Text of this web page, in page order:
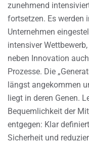
zunehmend
fortsetzen. Es werden
Unternehmen
intensiver
neben Innovation
Prozesse. Die
längst angekommen
liegt in deren Genen.
Bequemlichkeit der
entgegen: Klar
Sicherheit und